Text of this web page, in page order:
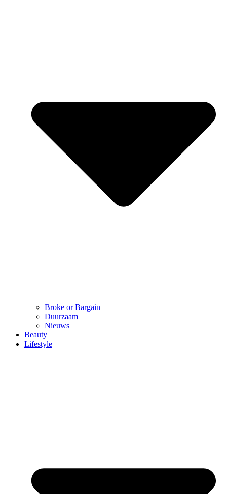
Broke or Bargain
Duurzaam
Nieuws
Beauty
Lifestyle